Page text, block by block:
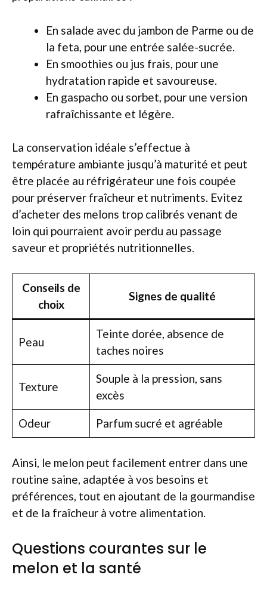
En salade avec du jambon de Parme ou de
la feta, pour une entrée salée-sucrée.
En smoothies ou jus frais, pour une
hydratation rapide et savoureuse.
En gaspacho ou sorbet, pour une version
rafraîchissante et légère.
La conservation idéale s’effectue à
température ambiante jusqu’à maturité et peut
être placée au réfrigérateur une fois coupée
pour préserver fraîcheur et nutriments. Evitez
d’acheter des melons trop calibrés venant de
loin qui pourraient avoir perdu au passage
saveur et propriétés nutritionnelles.
Conseils de
choix
Signes de qualité
Peau
Teinte dorée, absence de
taches noires
Texture
Souple à la pression, sans
excès
Odeur Parfum sucré et agréable
Ainsi, le melon peut facilement entrer dans une
routine saine, adaptée à vos besoins et
préférences, tout en ajoutant de la gourmandise
et de la fraîcheur à votre alimentation.
Questions courantes sur le
melon et la santé